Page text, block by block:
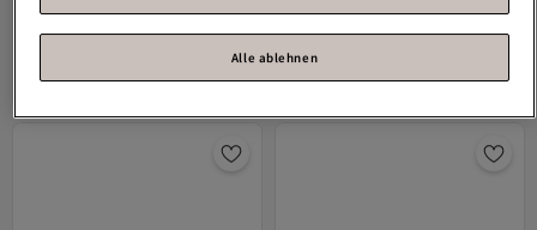
STRELLSONPremium belt leather
23,
STRELLSONBelt Genuine Leather
Versand kostenlos ab 35€
-26 %26,
Alle ablehnen